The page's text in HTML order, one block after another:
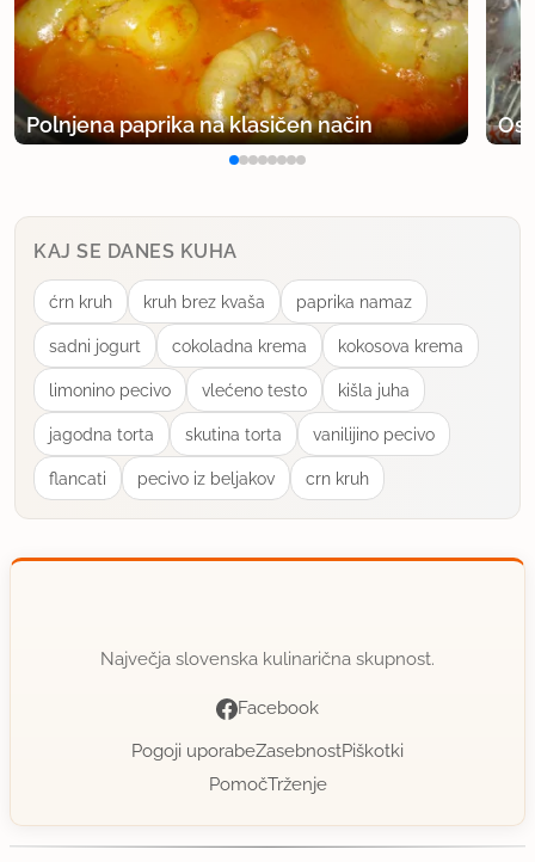
Polnjena paprika na klasičen način
KAJ SE DANES KUHA
ćrn kruh kruh brez kvaša paprika namaz
sadni jogurt cokoladna krema kokosova krema
limonino pecivo vlećeno testo kišla juha
jagodna torta skutina torta vanilijino pecivo
flancati pecivo iz beljakov crn kruh
Največja slovenska kulinarična skupnost.
Facebook
Pogoji uporabeZasebnostPiškotki
PomočTrženje